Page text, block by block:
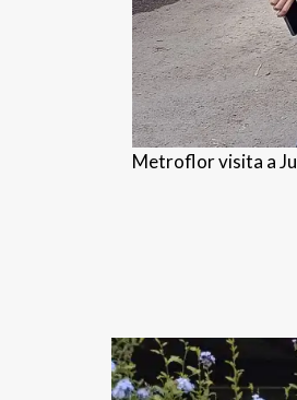
Metroflor visita a